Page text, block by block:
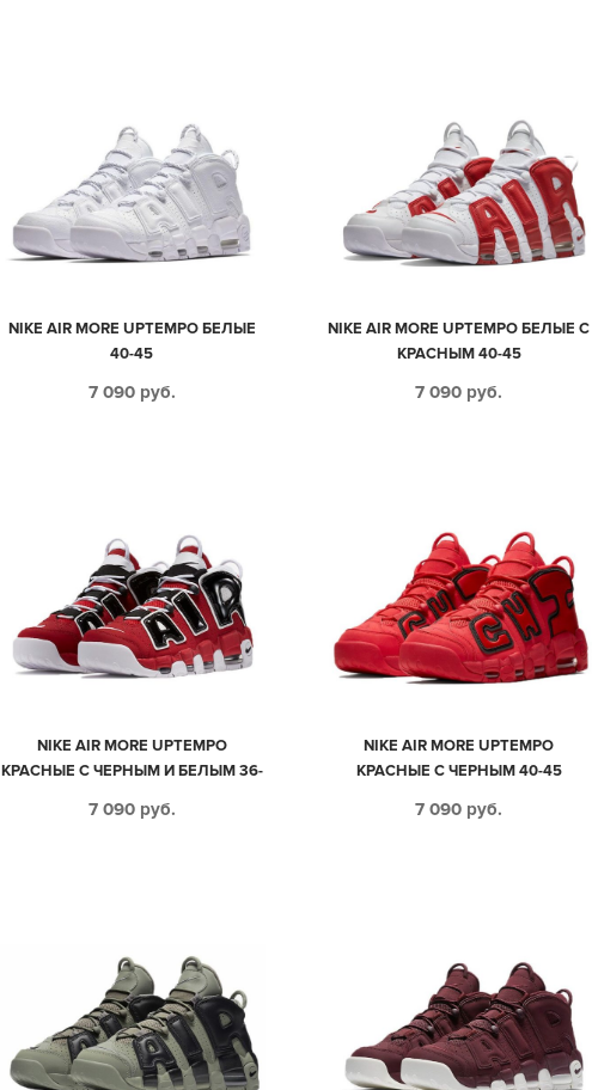
NIKE AIR MORE UPTEMPO БЕЛЫЕ
40-45
7 090 руб.
NIKE AIR MORE UPTEMPO БЕЛЫЕ С
КРАСНЫМ 40-45
7 090 руб.
NIKE AIR MORE UPTEMPO
КРАСНЫЕ С ЧЕРНЫМ И БЕЛЫМ 36-
7 090 руб.
NIKE AIR MORE UPTEMPO
КРАСНЫЕ С ЧЕРНЫМ 40-45
7 090 руб.